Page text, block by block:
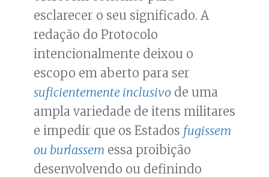
esclarecer o seu significado. A
redação do Protocolo
intencionalmente deixou o
escopo em aberto para ser
suficientemente inclusivo de uma
ampla variedade de itens militares
e impedir que os Estados fugissem
ou burlassem essa proibição
desenvolvendo ou definindo